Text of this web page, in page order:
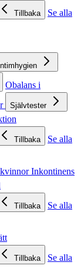
Tillbaka
Se alla
Intimhygien
Obalans i
Självtester
Tillbaka
Se alla
Inkontinens
Tillbaka
Se alla
Tillbaka
Se alla